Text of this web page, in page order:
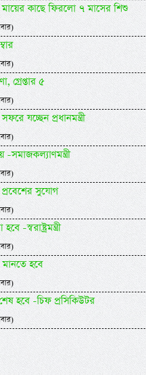
কাছে ফিরলো ৭ মাসের শিশু
গ্রেপ্তার ৫
যচ্ছেন প্রধানমন্ত্রী
সুযোগ
-স্বরাষ্ট্রমন্ত্রী
মানতে হবে
হবে -চিফ প্রসিকিউটর